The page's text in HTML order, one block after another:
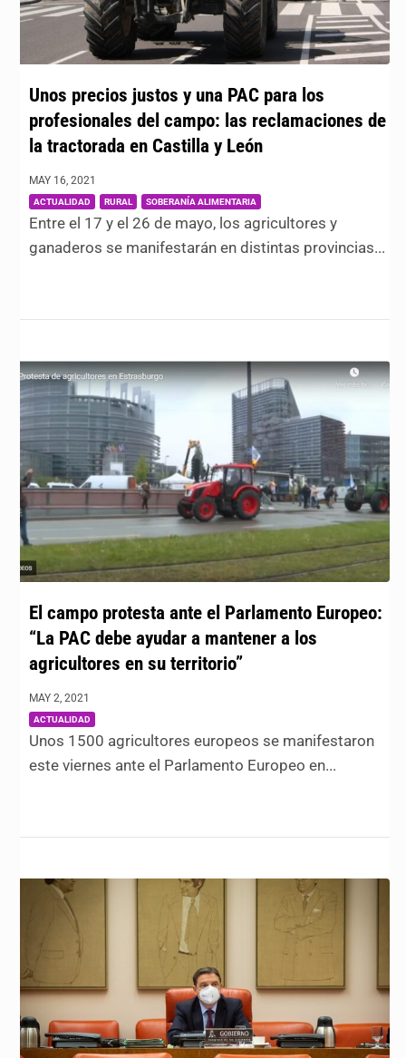
Unos precios justos y una PAC para los
profesionales del campo: las reclamaciones de
la tractorada en Castilla y León
MAY 16, 2021
ACTUALIDAD RURAL SOBERANÍA ALIMENTARIA
Entre el 17 y el 26 de mayo, los agricultores y
ganaderos se manifestarán en distintas provincias...
El campo protesta ante el Parlamento Europeo:
“La PAC debe ayudar a mantener a los
agricultores en su territorio”
MAY 2, 2021
ACTUALIDAD
Unos 1500 agricultores europeos se manifestaron
este viernes ante el Parlamento Europeo en...